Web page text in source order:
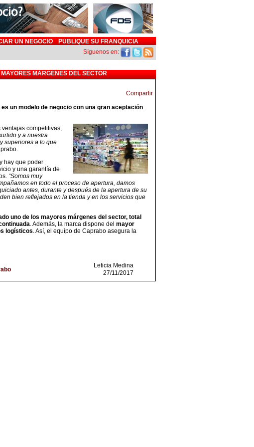
UN NEGOCIO
PUBLIQUE SU FRANQUICIA
Síguenos en:
MÁRGENES DEL SECTOR
un modelo de negocio con una gran aceptación
competitivas,
y a nuestra
superiores a lo que
hay que poder
y una garantía de
“Somos muy
en todo el proceso de apertura, damos
antes, durante y después de la apertura de su
bien reflejados en la tienda y en los servicios que
uno de los mayores márgenes del sector, total
. Además, la marca dispone del mayor
logísticos. Así, el equipo de Caprabo asegura la
Leticia Medina
27/11/2017